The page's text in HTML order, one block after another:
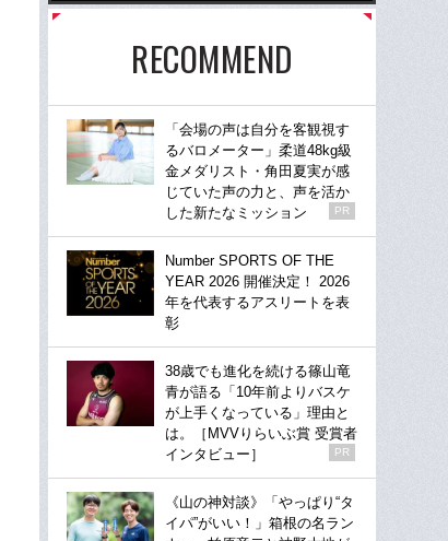
RECOMMEND
「会場の声は自分を客観視す
るバロメーター」柔道48kg級
金メダリスト・角田夏実が感
じていた声の力と、声を活か
した新たなミッション
PR
Number SPORTS OF THE
YEAR 2026 開催決定！ 2026
年を代表するアスリートを表
彰
38歳でも進化を続ける篠山竜
青が語る「10年前よりバスケ
が上手くなっている」理由と
は。［MVVりらいぶ賞 受賞者
インタビュー］
PR
《山の神対談》「やっぱり“タ
イパ”がいい！」箱根の名ラン